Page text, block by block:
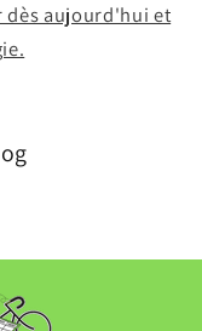
dès aujourd'hui et